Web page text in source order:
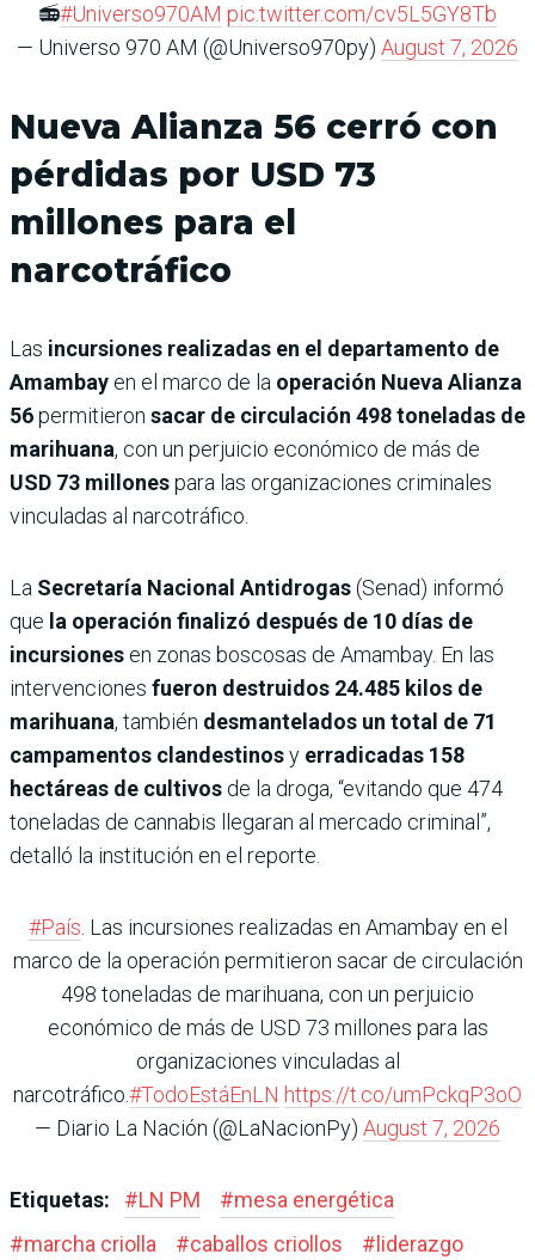
📻#Universo970AM pic.twitter.com/cv5L5GY8Tb
— Universo 970 AM (@Universo970py) August 7, 2026
Nueva Alianza 56 cerró con
pérdidas por USD 73
millones para el
narcotráfico
Las incursiones realizadas en el departamento de
Amambay en el marco de la operación Nueva Alianza
56permitieron sacar de circulación 498 toneladas de
marihuana, con un perjuicio económico de más de
USD 73 millonespara las organizaciones criminales
vinculadas al narcotráfico.
La Secretaría Nacional Antidrogas(Senad) informó
que la operación finalizó después de 10 días de
incursiones en zonas boscosas de Amambay. En las
intervenciones fueron destruidos 24.485 kilos de
marihuana, también desmantelados un total de 71
campamentos clandestinosy erradicadas 158
hectáreas de cultivos de la droga, “evitando que 474
toneladas de cannabis llegaran al mercado criminal”,
detalló la institución en el reporte.
#País . Las incursiones realizadas en Amambay en el
marco de la operación permitieron sacar de circulación
498 toneladas de marihuana, con un perjuicio
económico de más de USD 73 millones para las
organizaciones vinculadas al
narcotráfico.#TodoEstáEnLN https://t.co/umPckqP3oO
— Diario La Nación (@LaNacionPy) August 7, 2026
Etiquetas: #LN PM #mesa energética
#marcha criolla #caballos criollos # liderazgo